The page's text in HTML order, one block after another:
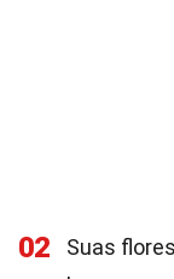
02
Suas